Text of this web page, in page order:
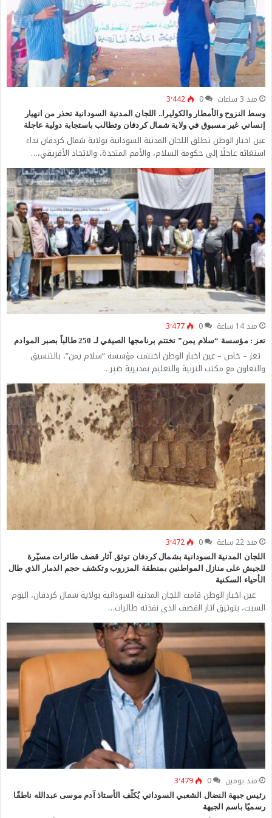
منذ 3 ساعات 0 3٬442
وسط النزوح والأمطار والكوليرا.. اللجان المدنية السودانية تحذر من انهيار
إنساني غير مسبوق في ولاية شمال كردفان وتطالب باستجابة دولية عاجلة
عين اخبار الوطن تطلق اللجان المدنية السودانية بولاية شمال كردفان نداء
استغاثة عاجلًا إلى حكومة السلام، والأمم المتحدة، والاتحاد الأفريقي،…
منذ 14 ساعة 0 3٬477
تعز : مؤسسة “سلام يمن” تختتم برنامجها الصيفي لـ 250 طالباً بصبر الموادم
تعز – خاص – عين اخبار الوطن اختتمت مؤسسة “سلام يمن”، بالتنسيق
والتعاون مع مكتب التربية والتعليم بمديرية صَبِر…
منذ 22 ساعة 0 3٬472
اللجان المدنية السودانية بشمال كردفان توثق آثار قصف طائرات مسيّرة
للجيش على منازل المواطنين بمنطقة المزروب وتكشف حجم الدمار الذي طال
الأحياء السكنية
عين اخبار الوطن قامت اللجان المدنية السودانية بولاية شمال كردفان، اليوم
السبت، بتوثيق آثار القصف الذي نفذته طائرات…
منذ يومين 0 3٬479
رئيس جبهة النضال الشعبي السوداني يُكلّف الأستاذ آدم موسى عبدالله ناطقًا
رسميًا باسم الجبهة